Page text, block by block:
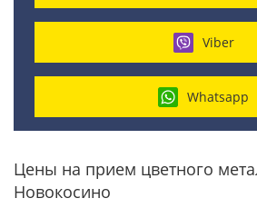
Viber
Whatsapp
Цены на прием цветного
Новокосино